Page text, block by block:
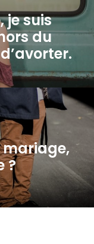
je suis
du
mariage,
?